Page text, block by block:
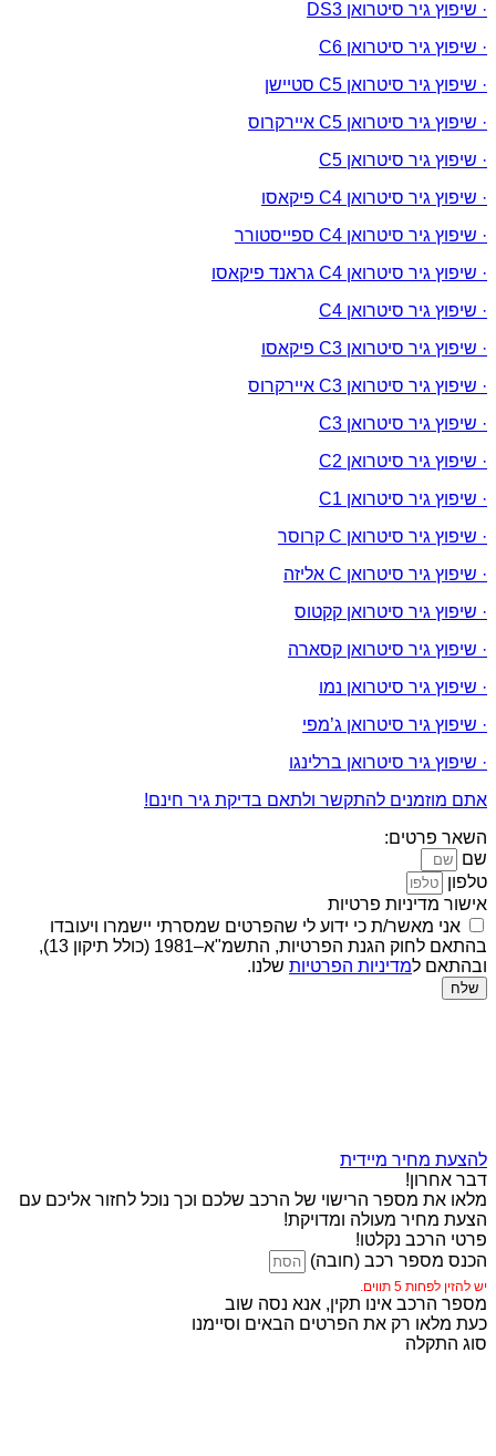
· שיפוץ גיר סיטרואן DS3
· שיפוץ גיר סיטרואן C6
· שיפוץ גיר סיטרואן C5 סטיישן
· שיפוץ גיר סיטרואן C5 איירקרוס
· שיפוץ גיר סיטרואן C5
· שיפוץ גיר סיטרואן C4 פיקאסו
· שיפוץ גיר סיטרואן C4 ספייסטורר
· שיפוץ גיר סיטרואן C4 גראנד פיקאסו
· שיפוץ גיר סיטרואן C4
· שיפוץ גיר סיטרואן C3 פיקאסו
· שיפוץ גיר סיטרואן C3 איירקרוס
· שיפוץ גיר סיטרואן C3
· שיפוץ גיר סיטרואן C2
· שיפוץ גיר סיטרואן C1
· שיפוץ גיר סיטרואן C קרוסר
· שיפוץ גיר סיטרואן C אליזה
· שיפוץ גיר סיטרואן קקטוס
· שיפוץ גיר סיטרואן קסארה
· שיפוץ גיר סיטרואן נמו
· שיפוץ גיר סיטרואן ג’מפי
· שיפוץ גיר סיטרואן ברלינגו
אתם מוזמנים להתקשר ולתאם בדיקת גיר חינם!
השאר פרטים:
שם
טלפון
אישור מדיניות פרטיות
אני מאשר/ת כי ידוע לי שהפרטים שמסרתי יישמרו ויעובדו
בהתאם לחוק הגנת הפרטיות, התשמ"א–1981 (כולל תיקון 13),
ובהתאם למדיניות הפרטיות שלנו.
שלח
להצעת מחיר מיידית
דבר אחרון!
מלאו את מספר הרישוי של הרכב שלכם וכך נוכל לחזור אליכם עם
הצעת מחיר מעולה ומדויקת!
פרטי הרכב נקלטו!
הכנס מספר רכב (חובה)
יש להזין לפחות 5 תווים.
מספר הרכב אינו תקין, אנא נסה שוב
כעת מלאו רק את הפרטים הבאים וסיימנו
סוג התקלה